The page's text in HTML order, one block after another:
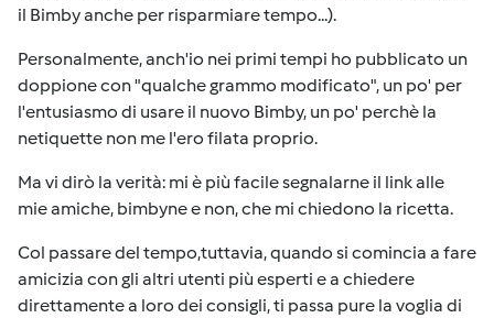
il Bimby anche per risparmiare tempo...).
Personalmente, anch'io nei primi tempi ho pubblicato un
doppione con "qualche grammo modificato", un po' per
l'entusiasmo di usare il nuovo Bimby, un po' perchè la
netiquette non me l'ero filata proprio.
Ma vi dirò la verità: mi è più facile segnalarne il link alle
mie amiche, bimbyne e non, che mi chiedono la ricetta.
Col passare del tempo,tuttavia, quando si comincia a fare
amicizia con gli altri utenti più esperti e a chiedere
direttamente a loro dei consigli, ti passa pure la voglia di